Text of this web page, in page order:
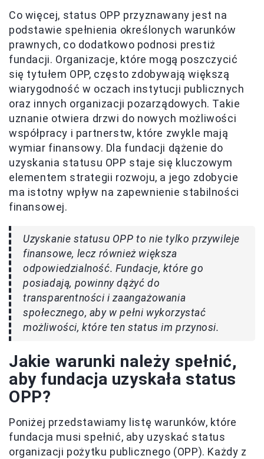
Co więcej, status OPP przyznawany jest na
podstawie spełnienia określonych warunków
prawnych, co dodatkowo podnosi prestiż
fundacji. Organizacje, które mogą poszczycić
się tytułem OPP, często zdobywają większą
wiarygodność w oczach instytucji publicznych
oraz innych organizacji pozarządowych. Takie
uznanie otwiera drzwi do nowych możliwości
współpracy i partnerstw, które zwykle mają
wymiar finansowy. Dla fundacji dążenie do
uzyskania statusu OPP staje się kluczowym
elementem strategii rozwoju, a jego zdobycie
ma istotny wpływ na zapewnienie stabilności
finansowej.
Uzyskanie statusu OPP to nie tylko przywileje
finansowe, lecz również większa
odpowiedzialność. Fundacje, które go
posiadają, powinny dążyć do
transparentności i zaangażowania
społecznego, aby w pełni wykorzystać
możliwości, które ten status im przynosi.
Jakie warunki należy spełnić,
aby fundacja uzyskała status
OPP?
Poniżej przedstawiamy listę warunków, które
fundacja musi spełnić, aby uzyskać status
organizacji pożytku publicznego (OPP). Każdy z